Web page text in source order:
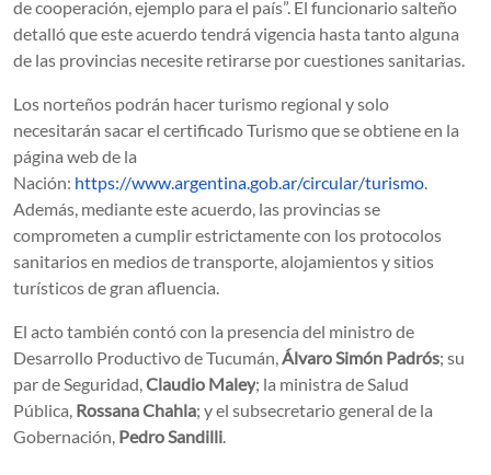
de cooperación, ejemplo para el país”. El funcionario salteño
detalló que este acuerdo tendrá vigencia hasta tanto alguna
de las provincias necesite retirarse por cuestiones sanitarias.
Los norteños podrán hacer turismo regional y solo
necesitarán sacar el certificado Turismo que se obtiene en la
página web de la
Nación: https://www.argentina.gob.ar/circular/turismo.
Además, mediante este acuerdo, las provincias se
comprometen a cumplir estrictamente con los protocolos
sanitarios en medios de transporte, alojamientos y sitios
turísticos de gran afluencia.
El acto también contó con la presencia del ministro de
Desarrollo Productivo de Tucumán,Álvaro Simón Padrós; su
par de Seguridad,Claudio Maley; la ministra de Salud
Pública, Rossana Chahla; y el subsecretario general de la
Gobernación, Pedro Sandilli.